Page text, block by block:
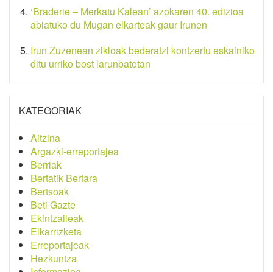
‘Braderie – Merkatu Kalean’ azokaren 40. edizioa
abiatuko du Mugan elkarteak gaur Irunen
Irun Zuzenean zikloak bederatzi kontzertu eskainiko
ditu urriko bost larunbatetan
KATEGORIAK
Aitzina
Argazki-erreportajea
Berriak
Bertatik Bertara
Bertsoak
Beti Gazte
Ekintzaileak
Elkarrizketa
Erreportajeak
Hezkuntza